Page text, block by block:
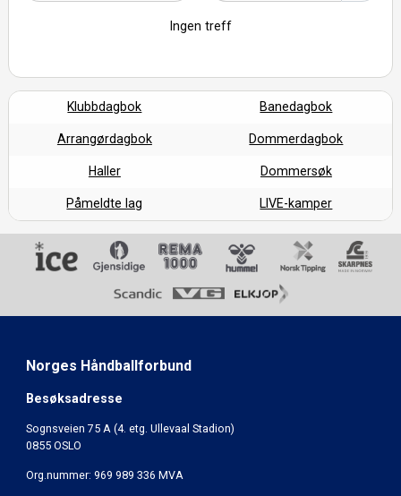
Ingen treff
Klubbdagbok Banedagbok
Arrangørdagbok Dommerdagbok
Haller Dommersøk
Påmeldte lag LIVE-kamper
Norges Håndballforbund
Besøksadresse
Sognsveien 75 A (4. etg. Ullevaal Stadion)
0855 OSLO
Org.nummer: 969 989 336 MVA